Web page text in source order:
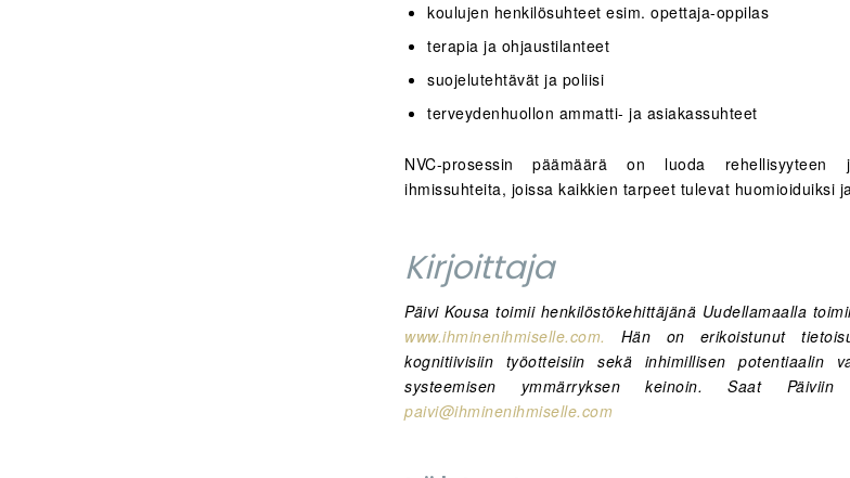
koulujen henkilösuhteet esim. opettaja-oppilas
terapia ja ohjaustilanteet
suojelutehtävät ja poliisi
terveydenhuollon ammatti- ja asiakassuhteet
NVC-prosessin päämäärä on luoda rehellisyyteen
ihmissuhteita, joissa kaikkien tarpeet tulevat huomioiduiksi
Kirjoittaja
Päivi Kousa toimii henkilöstökehittäjänä Uudellamaalla
www.ihminenihmiselle.com. Hän on erikoistunut
kognitiivisiin työotteisiin sekä inhimillisen potentiaalin
systeemisen ymmärryksen keinoin. Saat Päiviin
paivi@ihminenihmiselle.com